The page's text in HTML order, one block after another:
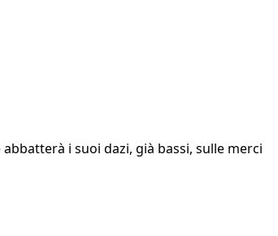
i suoi dazi, già bassi, sulle merci